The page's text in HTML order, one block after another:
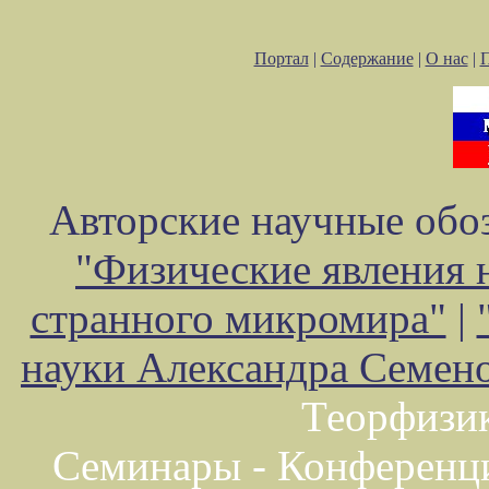
Портал| Содержание| О нас|
Авторские научные
"Физические явления
странного микромира" |
науки Александра
Семинары -